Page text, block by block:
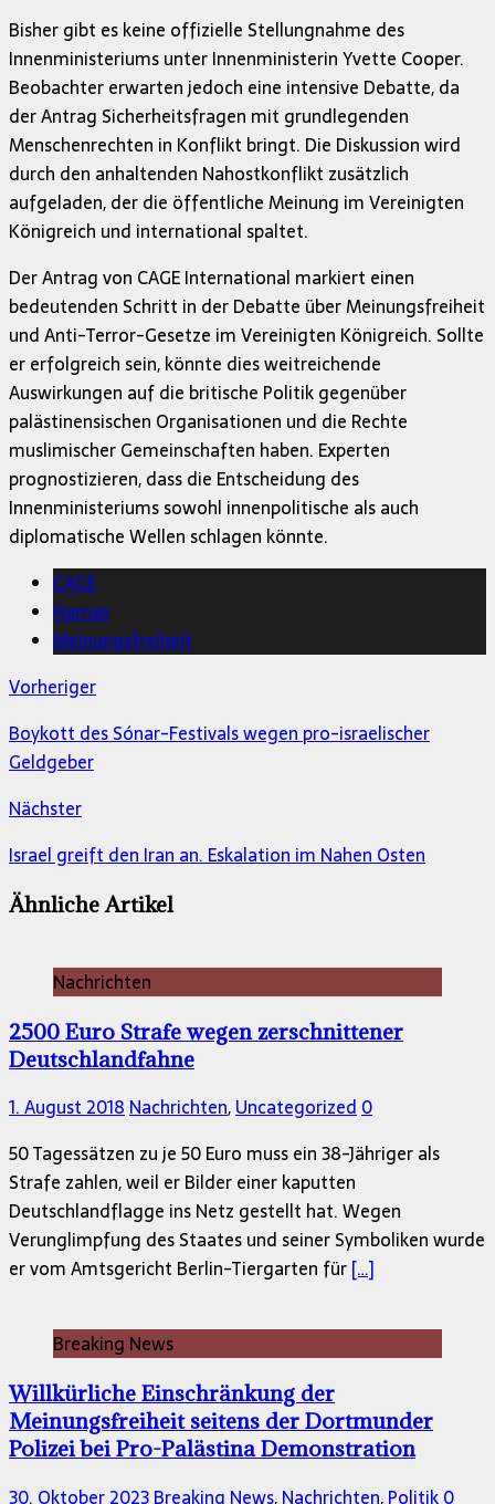
Bisher gibt es keine offizielle Stellungnahme des
Innenministeriums unter Innenministerin Yvette Cooper.
Beobachter erwarten jedoch eine intensive Debatte, da
der Antrag Sicherheitsfragen mit grundlegenden
Menschenrechten in Konflikt bringt. Die Diskussion wird
durch den anhaltenden Nahostkonflikt zusätzlich
aufgeladen, der die öffentliche Meinung im Vereinigten
Königreich und international spaltet.
Der Antrag von CAGE International markiert einen
bedeutenden Schritt in der Debatte über Meinungsfreiheit
und Anti-Terror-Gesetze im Vereinigten Königreich. Sollte
er erfolgreich sein, könnte dies weitreichende
Auswirkungen auf die britische Politik gegenüber
palästinensischen Organisationen und die Rechte
muslimischer Gemeinschaften haben. Experten
prognostizieren, dass die Entscheidung des
Innenministeriums sowohl innenpolitische als auch
diplomatische Wellen schlagen könnte.
CAGE
Hamas
Meinungsfreiheit
Vorheriger
Boykott des Sónar-Festivals wegen pro-israelischer
Geldgeber
Nächster
Israel greift den Iran an. Eskalation im Nahen Osten
Ähnliche Artikel
Nachrichten
2500 Euro Strafe wegen zerschnittener
Deutschlandfahne
1. August 2018Nachrichten,Uncategorized0
50 Tagessätzen zu je 50 Euro muss ein 38-Jähriger als
Strafe zahlen, weil er Bilder einer kaputten
Deutschlandflagge ins Netz gestellt hat. Wegen
Verunglimpfung des Staates und seiner Symboliken wurde
er vom Amtsgericht Berlin-Tiergarten für[…]
Breaking News
Willkürliche Einschränkung der
Meinungsfreiheit seitens der Dortmunder
Polizei bei Pro-Palästina Demonstration
30. Oktober 2023Breaking News,Nachrichten,Politik0